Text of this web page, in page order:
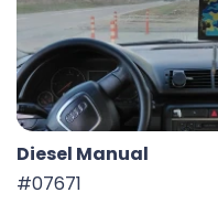
Diesel Manual
#07671